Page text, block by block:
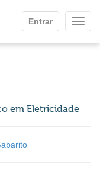
Entrar
em Eletricidade